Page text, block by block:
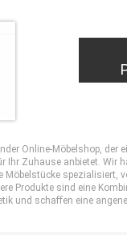
Online-Möbelshop, der
Ihr Zuhause anbietet. Wir
Möbelstücke spezialisiert,
Produkte sind eine
und schaffen eine